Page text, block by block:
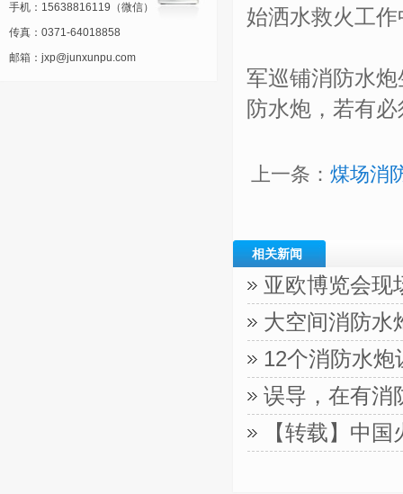
手机：15638816119（微信）
传真：0371-64018858
邮箱：jxp@junxunpu.com
始洒水救火工
军巡铺消防水
防水炮，若有
上一条： 煤场消
相关新闻
亚欧博览会现
大空间消防水
12个消防水
误导，在有消
【转载】中